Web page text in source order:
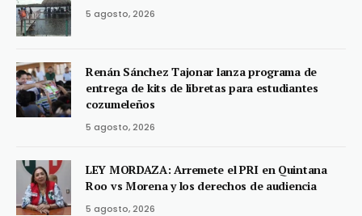
5 agosto, 2026
Renán Sánchez Tajonar lanza programa de
entrega de kits de libretas para estudiantes
cozumeleños
5 agosto, 2026
LEY MORDAZA: Arremete el PRI en Quintana
Roo vs Morena y los derechos de audiencia
5 agosto, 2026